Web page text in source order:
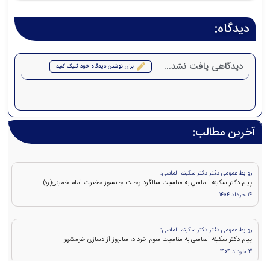
دیدگاه:
دیدگاهی یافت نشد... برای نوشتن دیدگاه خود کلیک کنید
آخرین مطالب:
روابط عمومی دفتر دکتر سکینه الماسی:
پيام دکتر سكينه الماسي به مناسبت سالگرد رحلت جانسوز حضرت امام خمينی(ره)
14 خرداد 1404
روابط عمومی دفتر دکتر سکینه الماسی:
پیام دکتر سکینه الماسی به مناسبت سوم خرداد، سالروز آزادسازی خرمشهر
3 خرداد 1404